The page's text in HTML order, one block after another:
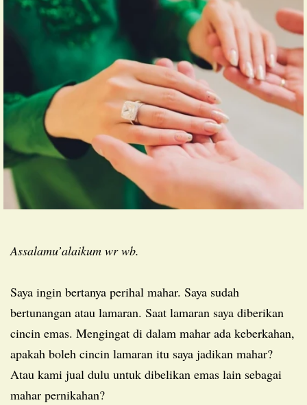
Assalamu’alaikum wr wb.
Saya ingin bertanya perihal mahar. Saya sudah
bertunangan atau lamaran. Saat lamaran saya diberikan
cincin emas. Mengingat di dalam mahar ada keberkahan,
apakah boleh cincin lamaran itu saya jadikan mahar?
Atau kami jual dulu untuk dibelikan emas lain sebagai
mahar pernikahan?